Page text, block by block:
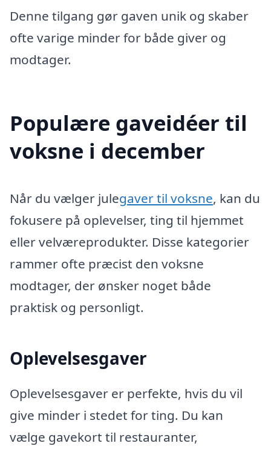
Denne tilgang gør gaven unik og skaber
ofte varige minder for både giver og
modtager.
Populære gaveidéer til
voksne i december
Når du vælger julegaver til voksne, kan du
fokusere på oplevelser, ting til hjemmet
eller velværeprodukter. Disse kategorier
rammer ofte præcist den voksne
modtager, der ønsker noget både
praktisk og personligt.
Oplevelsesgaver
Oplevelsesgaver er perfekte, hvis du vil
give minder i stedet for ting. Du kan
vælge gavekort til restauranter,